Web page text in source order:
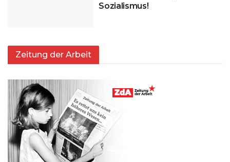
Sozialismus!
Zeitung der Arbeit